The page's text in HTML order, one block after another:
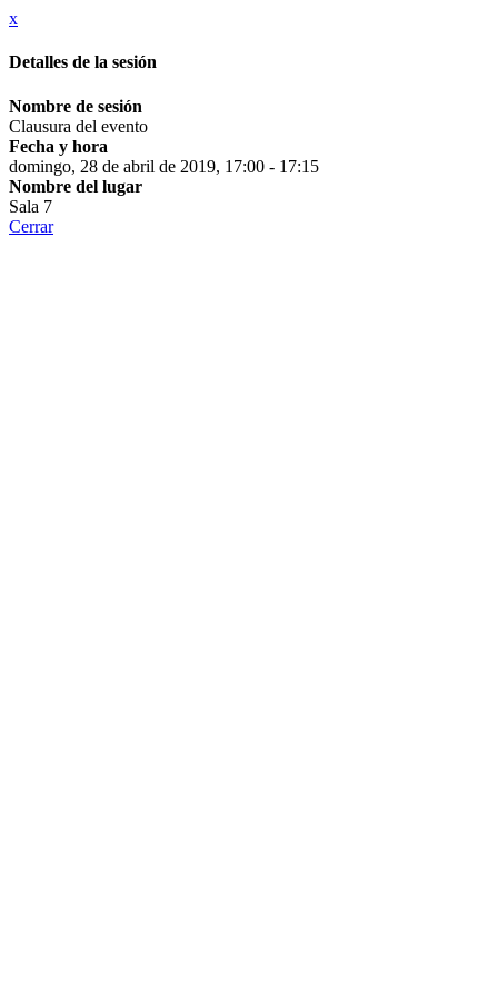
x
Detalles de la sesión
Nombre de sesión
Clausura del evento
Fecha y hora
domingo, 28 de abril de 2019, 17:00 - 17:15
Nombre del lugar
Sala 7
Cerrar